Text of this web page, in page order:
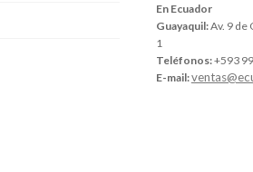
En Ecuador
Guayaquil:Av. 9 de
1
Teléfonos:+593
E-mail: